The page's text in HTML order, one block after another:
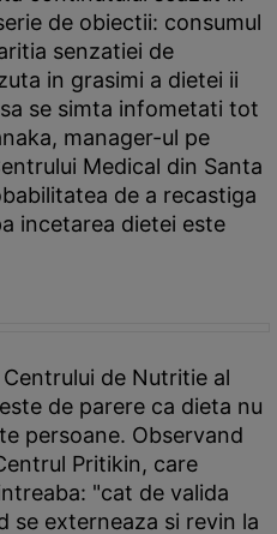
de obiectii: consumul
senzatiei de
in grasimi a dietei ii
se simta infometati tot
manager-ul pe
Medical din Santa
de a recastiga
incetarea dietei este
de Nutritie al
de parere ca dieta nu
persoane. Observand
Pritikin, care
"cat de valida
se externeaza si revin la